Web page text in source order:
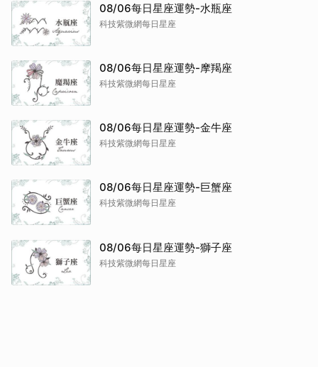
08/06每日星座運勢-水瓶座
科技紫微網每日星座
08/06每日星座運勢-摩羯座
科技紫微網每日星座
08/06每日星座運勢-金牛座
科技紫微網每日星座
08/06每日星座運勢-巨蟹座
科技紫微網每日星座
08/06每日星座運勢-獅子座
科技紫微網每日星座